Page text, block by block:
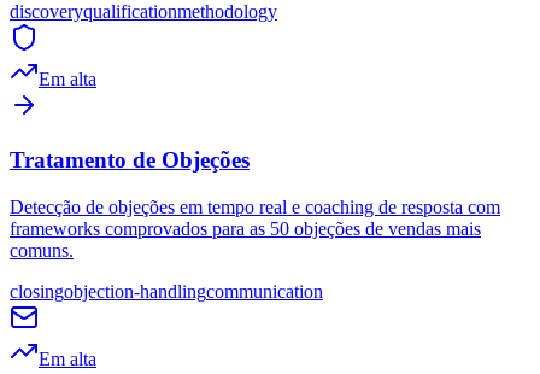
discoveryqualificationmethodology
Em alta
Tratamento de Objeções
Detecção de objeções em tempo real e coaching de resposta com
frameworks comprovados para as 50 objeções de vendas mais
comuns.
closingobjection-handlingcommunication
Em alta